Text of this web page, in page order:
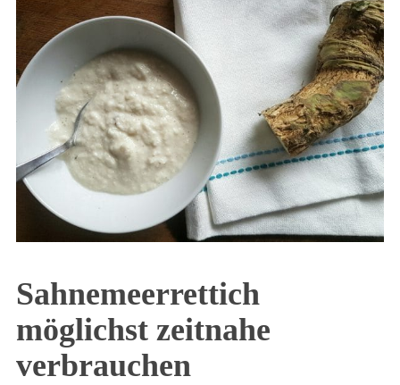
Sahnemeerrettich
möglichst zeitnahe
verbrauchen